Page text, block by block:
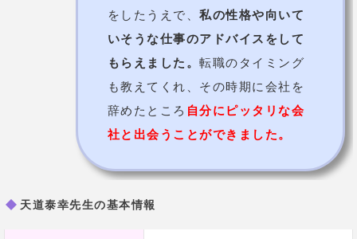
をしたうえで、 私の性格や向いて
いそうな仕事のアドバイスをして
もらえました。 転職のタイミング
も教えてくれ、その時期に会社を
辞めたところ 自分にピッタリな会
社と出会うことができました。
天道泰幸先生の基本情報